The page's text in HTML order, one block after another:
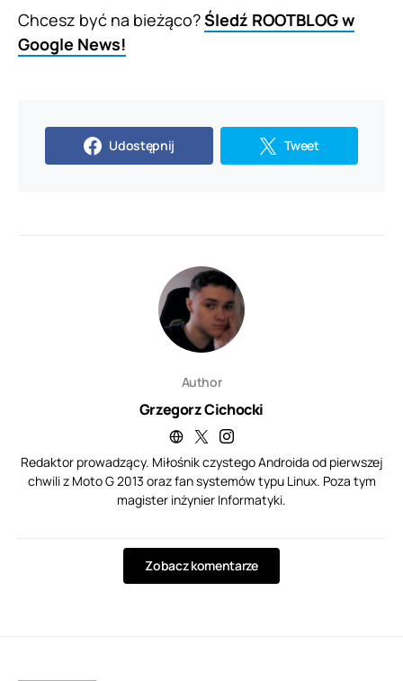
Chcesz być na bieżąco?Śledź ROOTBLOG w
Google News!
Udostępnij Tweet
Author
Grzegorz Cichocki
Redaktor prowadzący. Miłośnik czystego Androida od pierwszej
chwili z Moto G 2013 oraz fan systemów typu Linux. Poza tym
magister inżynier Informatyki.
Zobacz komentarze